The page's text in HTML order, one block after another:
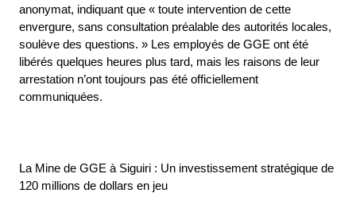
anonymat, indiquant que « toute intervention de cette
envergure, sans consultation préalable des autorités locales,
soulève des questions. » Les employés de GGE ont été
libérés quelques heures plus tard, mais les raisons de leur
arrestation n’ont toujours pas été officiellement
communiquées.
La Mine de GGE à Siguiri : Un investissement stratégique de
120 millions de dollars en jeu